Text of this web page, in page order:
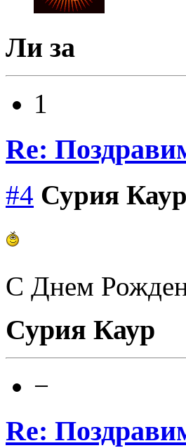
Ли за
1
Re:
#4 Сурия Каур
С Днем
Сурия Каур
−
Re: